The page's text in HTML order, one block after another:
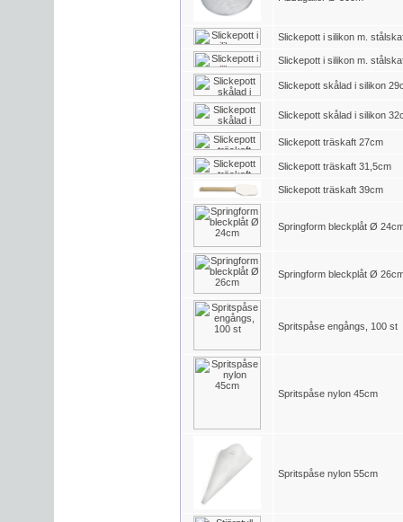
Slickepott i silikon m.
Slickepott i silikon m.
Slickepott skålad i silikon
Slickepott skålad i silikon
Slickepott träskaft 27cm
Slickepott träskaft 31,5cm
Slickepott träskaft 39cm
Springform bleckplåt Ø
Springform bleckplåt Ø
Spritspåse engångs, 100 st
Spritspåse nylon 45cm
Spritspåse nylon 55cm